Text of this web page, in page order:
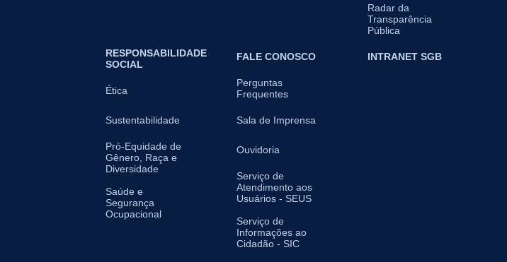
Radar da
Transparência
Pública
RESPONSABILIDADE
SOCIAL
Ética
Sustentabilidade
Pró-Equidade de
Gênero, Raça e
Diversidade
Saúde e
Segurança
Ocupacional
FALE CONOSCO
Perguntas
Frequentes
Sala de Imprensa
Ouvidoria
Serviço de
Atendimento aos
Usuários - SEUS
Serviço de
Informações ao
Cidadão - SIC
INTRANET SGB